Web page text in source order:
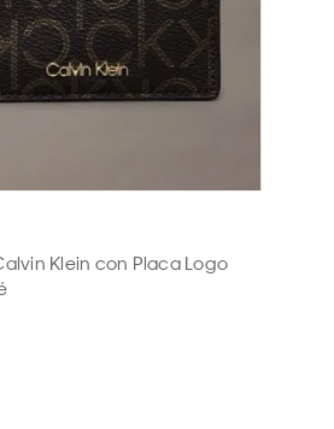
Klein con Placa Logo